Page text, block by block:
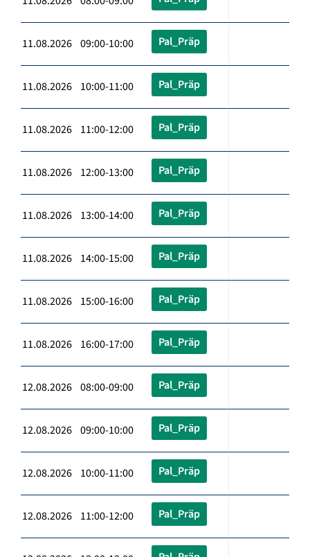
11.08.2026 09:00-10:00 Pal_Präp
11.08.2026 10:00-11:00 Pal_Präp
11.08.2026 11:00-12:00 Pal_Präp
11.08.2026 12:00-13:00 Pal_Präp
11.08.2026 13:00-14:00 Pal_Präp
11.08.2026 14:00-15:00 Pal_Präp
11.08.2026 15:00-16:00 Pal_Präp
11.08.2026 16:00-17:00 Pal_Präp
12.08.2026 08:00-09:00 Pal_Präp
12.08.2026 09:00-10:00 Pal_Präp
12.08.2026 10:00-11:00 Pal_Präp
12.08.2026 11:00-12:00 Pal_Präp